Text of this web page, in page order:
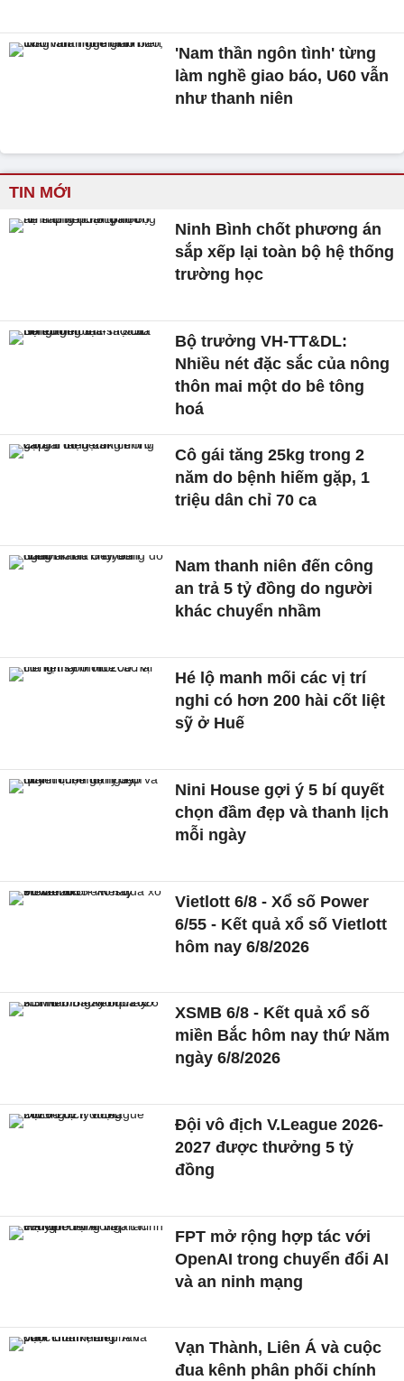
'Nam thần ngôn tình' từng
làm nghề giao báo, U60 vẫn
như thanh niên
TIN MỚI
Ninh Bình chốt phương án
sắp xếp lại toàn bộ hệ thống
trường học
Bộ trưởng VH-TT&DL:
Nhiều nét đặc sắc của nông
thôn mai một do bê tông
hoá
Cô gái tăng 25kg trong 2
năm do bệnh hiếm gặp, 1
triệu dân chỉ 70 ca
Nam thanh niên đến công
an trả 5 tỷ đồng do người
khác chuyển nhầm
Hé lộ manh mối các vị trí
nghi có hơn 200 hài cốt liệt
sỹ ở Huế
Nini House gợi ý 5 bí quyết
chọn đầm đẹp và thanh lịch
mỗi ngày
Vietlott 6/8 - Xổ số Power
6/55 - Kết quả xổ số Vietlott
hôm nay 6/8/2026
XSMB 6/8 - Kết quả xổ số
miền Bắc hôm nay thứ Năm
ngày 6/8/2026
Đội vô địch V.League 2026-
2027 được thưởng 5 tỷ
đồng
FPT mở rộng hợp tác với
OpenAI trong chuyển đổi AI
và an ninh mạng
Vạn Thành, Liên Á và cuộc
đua kênh phân phối chính